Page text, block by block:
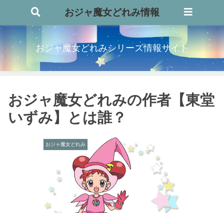
おジャ魔女どれみシリーズ情報サイト
おジャ魔女どれみの作者【東堂
いずみ】とは誰？
おジャ魔女どれみ
おジャ魔女どれみ情報